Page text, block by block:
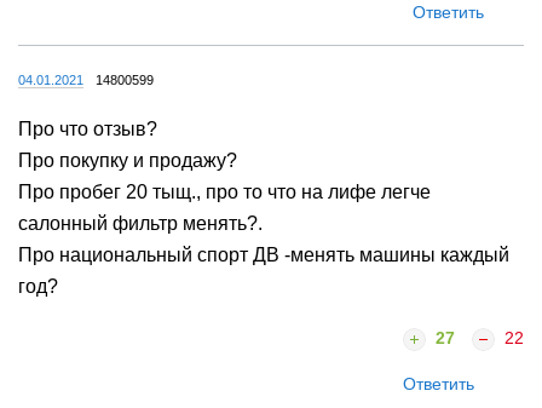
Ответить
04.01.2021 14800599
Про что отзыв?
Про покупку и продажу?
Про пробег 20 тыщ., про то что на лифе легче
салонный фильтр менять?.
Про национальный спорт ДВ -менять машины каждый
год?
27 22
Ответить